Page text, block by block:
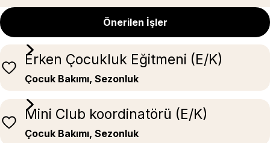
Önerilen İşler
Erken Çocukluk Eğitmeni (E/K)
Çocuk Bakımı, Sezonluk
Mini Club koordinatörü (E/K)
Çocuk Bakımı, Sezonluk